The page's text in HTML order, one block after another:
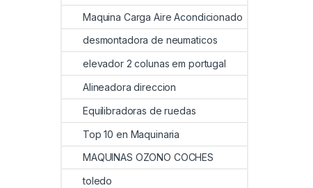
Maquina Carga Aire Acondicionado
desmontadora de neumaticos
elevador 2 colunas em portugal
Alineadora direccion
Equilibradoras de ruedas
Top 10 en Maquinaria
MAQUINAS OZONO COCHES
toledo